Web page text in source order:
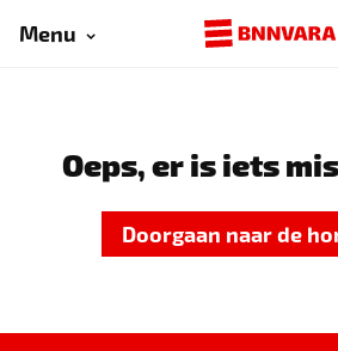
Menu
Oeps, er is iets
Doorgaan naar de